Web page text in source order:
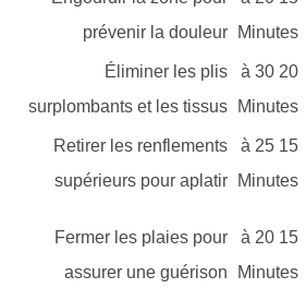
Minutes
prévenir la douleur
20 à 30
Minutes
Éliminer les plis
surplombants et les tissus
15 à 25
Minutes
Retirer les renflements
supérieurs pour aplatir
15 à 20
Minutes
Fermer les plaies pour
assurer une guérison